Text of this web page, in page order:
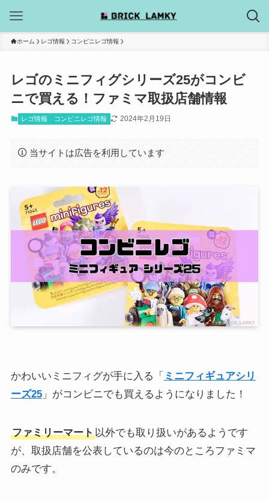
ホーム レゴ情報 コンビニレゴ情報
レゴのミニフィグシリーズ25がコンビ
ニで買える！ファミマ取扱店舗情報
レゴ情報 コンビニレゴ情報 2024年2月19日
当サイトは広告を利用しています
かわいいミニフィグが手に入る「 ミニフィギュアシリ
ーズ25」がコンビニでも買えるようになりました！
ファミリーマート以外でも取り扱いがあるようです
が、取扱店舗を公表しているのは今のところファミマ
のみです。